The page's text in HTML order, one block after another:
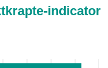
indicator